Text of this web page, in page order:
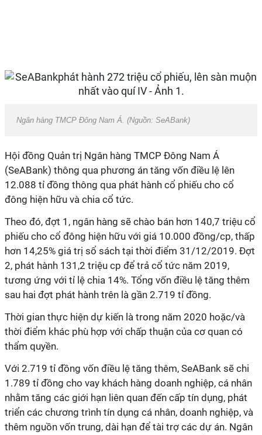
Ngân hàng TMCP Đông Nam Á. (Nguồn: SeABank)
Hội đồng Quản trị Ngân hàng TMCP Đông Nam Á
(SeABank) thông qua phương án tăng vốn điều lệ lên
12.088 tỉ đồng thông qua phát hành cổ phiếu cho cổ
đông hiện hữu và chia cổ tức.
Theo đó, đợt 1, ngân hàng sẽ chào bán hơn 140,7 triệu cổ
phiếu cho cổ đông hiện hữu với giá 10.000 đồng/cp, thấp
hơn 14,25% giá trị sổ sách tại thời điểm 31/12/2019. Đợt
2, phát hành 131,2 triệu cp để trả cổ tức năm 2019,
tương ứng với tỉ lệ chia 14%. Tổng vốn điều lệ tăng thêm
sau hai đợt phát hành trên là gần 2.719 tỉ đồng.
Thời gian thực hiện dự kiến là trong năm 2020 hoặc/và
thời điểm khác phù hợp với chấp thuận của cơ quan có
thẩm quyền.
Với 2.719 tỉ đồng vốn điều lệ tăng thêm, SeABank sẽ chi
1.789 tỉ đồng cho vay khách hàng doanh nghiệp, cá nhân
nhằm tăng các giới hạn liên quan đến cấp tín dụng, phát
triển các chương trình tín dụng cá nhân, doanh nghiệp, và
thêm nguồn vốn trung, dài hạn để tài trợ các dự án. Ngân